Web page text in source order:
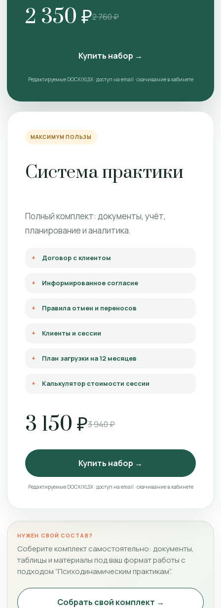
2 350 ₽2 760 ₽
Купить набор →
Редактируемые DOCX/XLSX · доступ на email · скачивание в кабинете
МАКСИМУМ ПОЛЬЗЫ
Система практики
Полный комплект: документы, учёт,
планирование и аналитика.
Договор с клиентом
Информированное согласие
Правила отмен и переносов
Клиенты и сессии
План загрузки на 12 месяцев
Калькулятор стоимости сессии
3 150 ₽3 940 ₽
Купить набор →
Редактируемые DOCX/XLSX · доступ на email · скачивание в кабинете
НУЖЕН СВОЙ СОСТАВ?
Соберите комплект самостоятельно: документы,
таблицы и материалы под ваш формат работы с
подходом “Психодинамическим практикам”.
Собрать свой комплект →